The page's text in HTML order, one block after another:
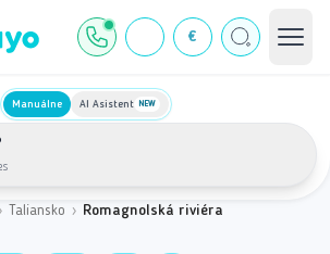
€
Manuálne AI Asistent NEW
Taliansko › Romagnolská riviéra